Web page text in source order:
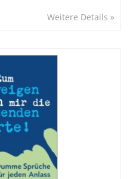
Weitere Details »